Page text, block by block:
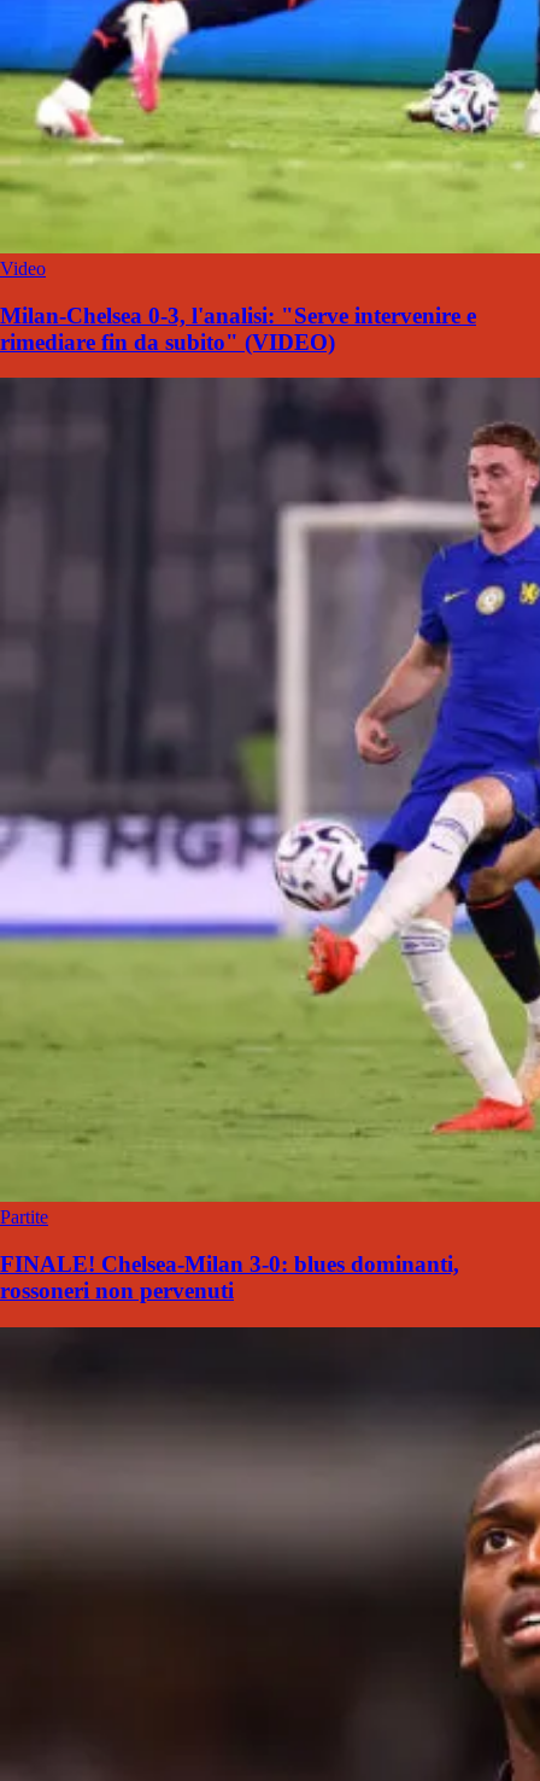
Video
Milan-Chelsea 0-3, l'analisi: "Serve intervenire e
rimediare fin da subito" (VIDEO)
Partite
FINALE! Chelsea-Milan 3-0: blues dominanti,
rossoneri non pervenuti